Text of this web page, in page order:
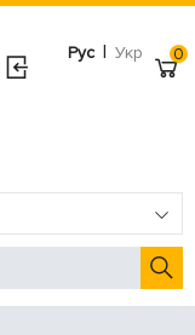
Рус | Укр 0